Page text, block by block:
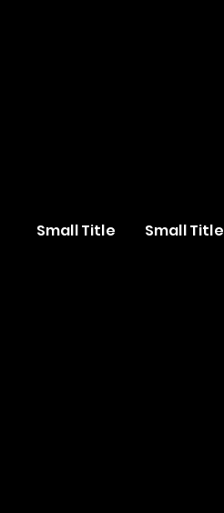
Small Title Small Title